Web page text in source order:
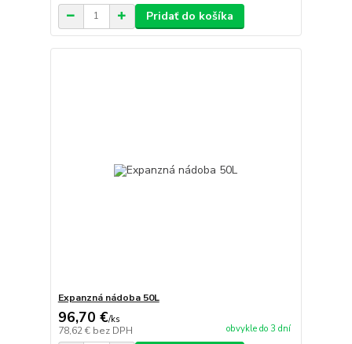
Pridať do košíka
Expanzná nádoba 50L
96,70 €/ks
78,62 € bez DPH obvykle do 3 dní